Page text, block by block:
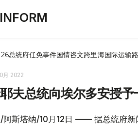
总统府任免事件国情咨文跨里海国际运输
月 2022
夫总统向埃尔多安授予
阿斯塔纳/10月12日 —— 据总统府新